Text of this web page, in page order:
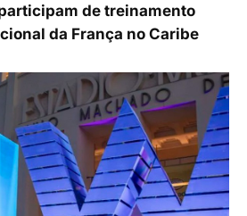
de treinamento
da França no Caribe